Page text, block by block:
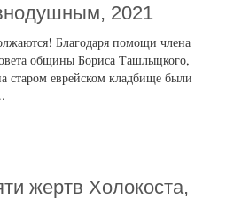
2021
Благодаря помощи члена
общины Бориса Ташлыцкого,
старом еврейском кладбище были
жертв Холокоста,